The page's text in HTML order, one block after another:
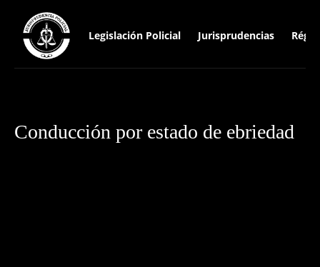
Legislación Policial Jurisprudencias
Conducción por estado de ebriedad